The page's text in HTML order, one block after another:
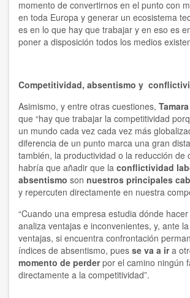
momento de convertirnos en el punto con
en toda Europa y generar un ecosistema
es en lo que hay que trabajar y en eso es
poner a disposición todos los medios
Competitividad, absentismo y
Asimismo, y entre otras cuestiones,
que “hay que trabajar la competitividad
un mundo cada vez cada vez más
diferencia de un punto marca una gran
también, la productividad o la reducción de
habría que añadir que la conflictividad
absentismo son nuestros principales
y repercuten directamente en nuestra
“Cuando una empresa estudia dónde
analiza ventajas e inconvenientes, y, ante
ventajas, si encuentra confrontación
índices de absentismo, pues se va a ira
momento de perderpor el camino ningún
directamente a la competitividad”.